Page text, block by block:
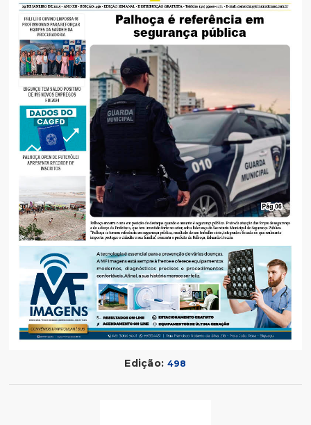
Edição: 498